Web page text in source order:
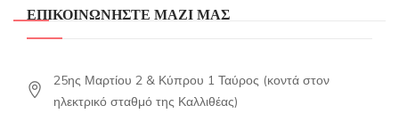
ΕΠΙΚΟΙΝΩΝΗΣΤΕ ΜΑΖΙ ΜΑΣ
25ης Μαρτίου 2 & Κύπρου 1 Ταύρος (κοντά στον
ηλεκτρικό σταθμό της Καλλιθέας)